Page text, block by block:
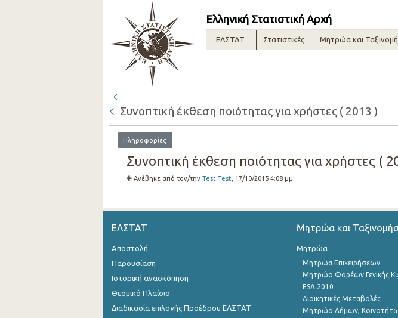
Ελληνική Στατιστική Αρχή
ΕΛΣΤΑΤ Στατιστικές Μητρώα και
Συνοπτική έκθεση ποιότητας για χρήστες ( 2013 )
Πληροφορίες
Συνοπτική έκθεση ποιότητας για χρήστες (
Ανέβηκε από τον/την Test Test , 17/10/2015 4:08 μμ
ΕΛΣΤΑΤ
Αποστολή
Παρουσίαση
Ιστορική ανασκόπηση
Θεσμικό Πλαίσιο
Διαδικασία επιλογής Προέδρου ΕΛΣΤΑΤ
Μητρώα και
Μητρώα
Μητρώα Επιχειρήσεων
Μητρώο Φορέων Γενικής
ESA 2010
Διοικητικές Μεταβολές
Μητρώο Δήμων,